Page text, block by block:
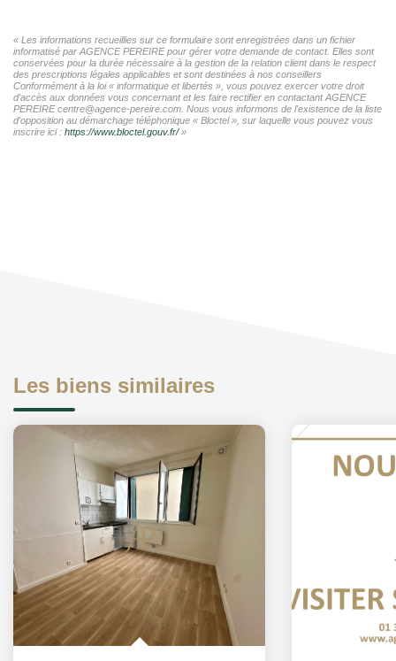
« Les informations recueillies sur ce formulaire sont enregistrées dans un fichier
informatisé par AGENCE PEREIRE pour gérer votre demande de contact. Elles sont
conservées pour la durée nécessaire à la gestion de la relation client dans le respect
des prescriptions légales applicables et sont destinées à nos conseillers
Conformément à la loi « informatique et libertés », vous pouvez exercer votre droit
d'accès aux données vous concernant et les faire rectifier en contactant AGENCE
PEREIRE centre@agence-pereire.com. Nous vous informons de l'existence de la liste
d'opposition au démarchage téléphonique « Bloctel », sur laquelle vous pouvez vous
inscrire ici : https://www.bloctel.gouv.fr/»
Les biens similaires